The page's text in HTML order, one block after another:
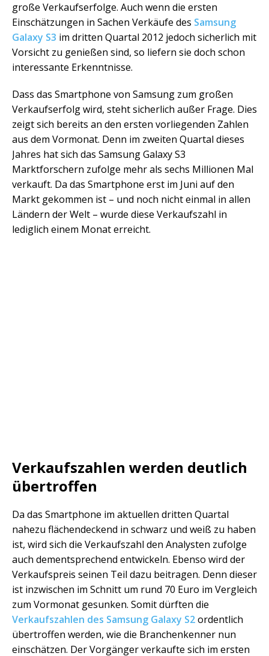
große Verkaufserfolge. Auch wenn die ersten
Einschätzungen in Sachen Verkäufe des Samsung
Galaxy S3 im dritten Quartal 2012 jedoch sicherlich mit
Vorsicht zu genießen sind, so liefern sie doch schon
interessante Erkenntnisse.
Dass das Smartphone von Samsung zum großen
Verkaufserfolg wird, steht sicherlich außer Frage. Dies
zeigt sich bereits an den ersten vorliegenden Zahlen
aus dem Vormonat. Denn im zweiten Quartal dieses
Jahres hat sich das Samsung Galaxy S3
Marktforschern zufolge mehr als sechs Millionen Mal
verkauft. Da das Smartphone erst im Juni auf den
Markt gekommen ist – und noch nicht einmal in allen
Ländern der Welt – wurde diese Verkaufszahl in
lediglich einem Monat erreicht.
Verkaufszahlen werden deutlich
übertroffen
Da das Smartphone im aktuellen dritten Quartal
nahezu flächendeckend in schwarz und weiß zu haben
ist, wird sich die Verkaufszahl den Analysten zufolge
auch dementsprechend entwickeln. Ebenso wird der
Verkaufspreis seinen Teil dazu beitragen. Denn dieser
ist inzwischen im Schnitt um rund 70 Euro im Vergleich
zum Vormonat gesunken. Somit dürften die
Verkaufszahlen des Samsung Galaxy S2ordentlich
übertroffen werden, wie die Branchenkenner nun
einschätzen. Der Vorgänger verkaufte sich im ersten